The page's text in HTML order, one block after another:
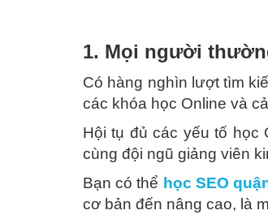
1. Mọi người
Có hàng nghìn lượt tìm
các khóa học Online và
Hội tụ đủ các yếu tố học
cùng đội ngũ giảng viên
Bạn có thể học SEO
cơ bản đến nâng cao, là